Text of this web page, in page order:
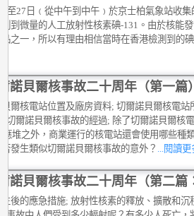
至27日﹙從中午到中午﹚於京士柏氣象站收
到微量的人工放射性核素碘-131。由於核能
之一，所以有理由相信當時在香港檢測到的
諾貝爾核事故二十周年（第一篇）
爾核電站位置及廠房資料; 切爾諾貝爾核電站
切爾諾貝爾核事故的經過; 除了切爾諾貝爾核
應堆之外，商業運行的核電站還會使用哪些種
發生類似切爾諾貝爾核事故的意外？
...閱讀
諾貝爾核事故二十周年（第二篇
後的應急措施; 放射性核素的釋放、擴散和沉